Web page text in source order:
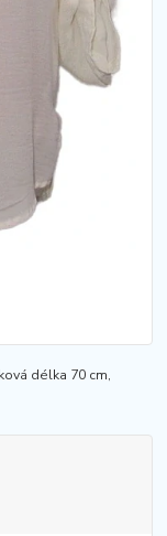
délka 70 cm,